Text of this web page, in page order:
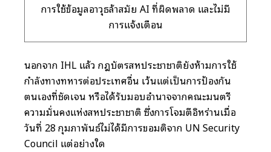
การใช้ข้อมูลอาวุธล้าสมัย AI ที่ผิดพลาด และไม่มี
การแจ้งเตือน
นอกจาก IHL แล้ว กฎบัตรสหประชาชาติยังห้ามการใช้
กำลังทางทหารต่อประเทศอื่น เว้นแต่เป็นการป้องกัน
ตนเองที่ชัดเจน หรือได้รับมอบอำนาจจากคณะมนตรี
ความมั่นคงแห่งสหประชาชาติ ซึ่งการโจมตีอิหร่านเมื่อ
วันที่ 28 กุมภาพันธ์ไม่ได้มีการขอมติจาก UN Security
Council แต่อย่างใด